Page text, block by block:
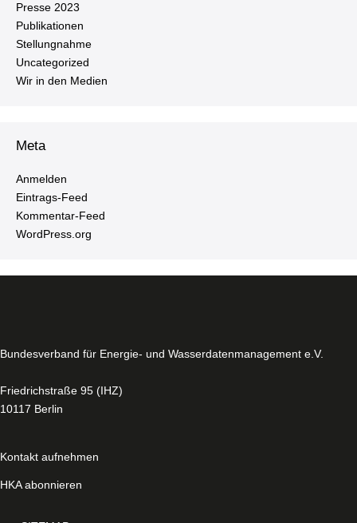
Presse 2023
Pu­bli­ka­tio­nen
Stel­lung­nah­me
Un­ca­te­go­ri­zed
Wir in den Medien
Meta
Anmelden
Ein­trags-Feed
Kom­men­tar-Feed
WordPress.​org
Bun­des­ver­band für Energie- und Was­ser­da­ten­ma­nage­ment e.V.
Fried­rich­stra­ße 95 (IHZ)
10117 Berlin
Kontakt aufnehmen
HKA abonnieren